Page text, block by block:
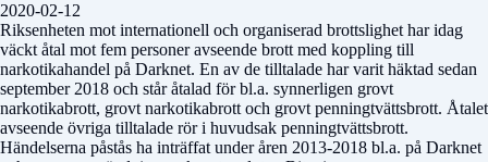
2020-02-12
Riksenheten mot internationell och organiserad brottslighet har idag
väckt åtal mot fem personer avseende brott med koppling till
narkotikahandel på Darknet. En av de tilltalade har varit häktad sedan
september 2018 och står åtalad för bl.a. synnerligen grovt
narkotikabrott, grovt narkotikabrott och grovt penningtvättsbrott. Åtalet
avseende övriga tilltalade rör i huvudsak penningtvättsbrott.
Händelserna påstås ha inträffat under åren 2013-2018 bl.a. på Darknet